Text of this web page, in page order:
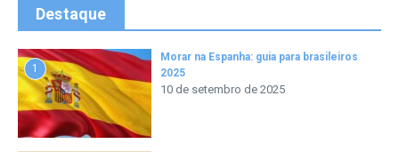
Destaque
1
Morar na Espanha: guia para brasileiros
2025
10 de setembro de 2025